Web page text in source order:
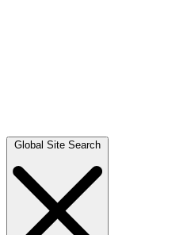
Global Site Search